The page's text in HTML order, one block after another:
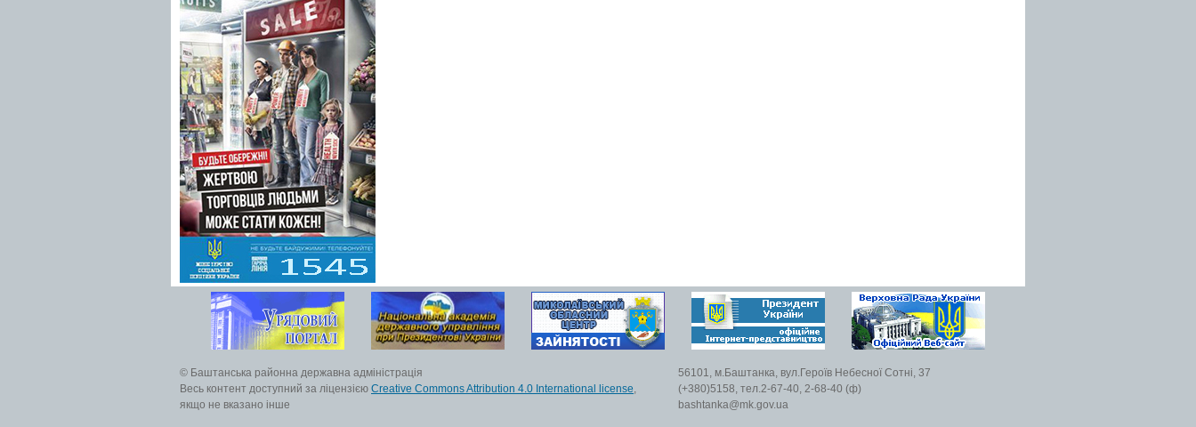
© Баштанська районна державна адміністрація
Весь контент доступний за ліцензією Creative Commons Attribution 4.0 International license,
якщо не вказано інше
56101, м.Баштанка, вул.Героїв Небесної Сотні, 37
(+380)5158, тел.2-67-40, 2-68-40 (ф)
bashtanka@mk.gov.ua